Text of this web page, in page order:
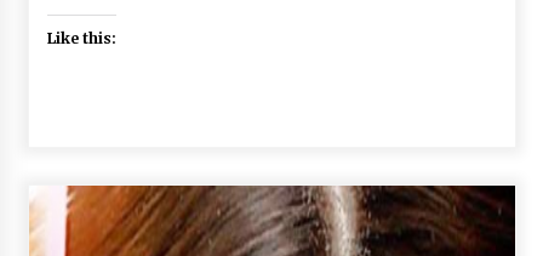
Like this: